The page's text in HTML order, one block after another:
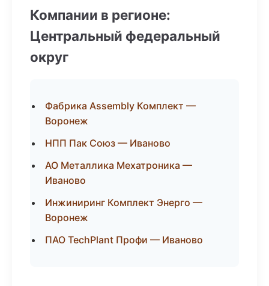
Компании в регионе:
Центральный федеральный
округ
Фабрика Assembly Комплект —
Воронеж
НПП Пак Союз — Иваново
АО Металлика Мехатроника —
Иваново
Инжиниринг Комплект Энерго —
Воронеж
ПАО TechPlant Профи — Иваново